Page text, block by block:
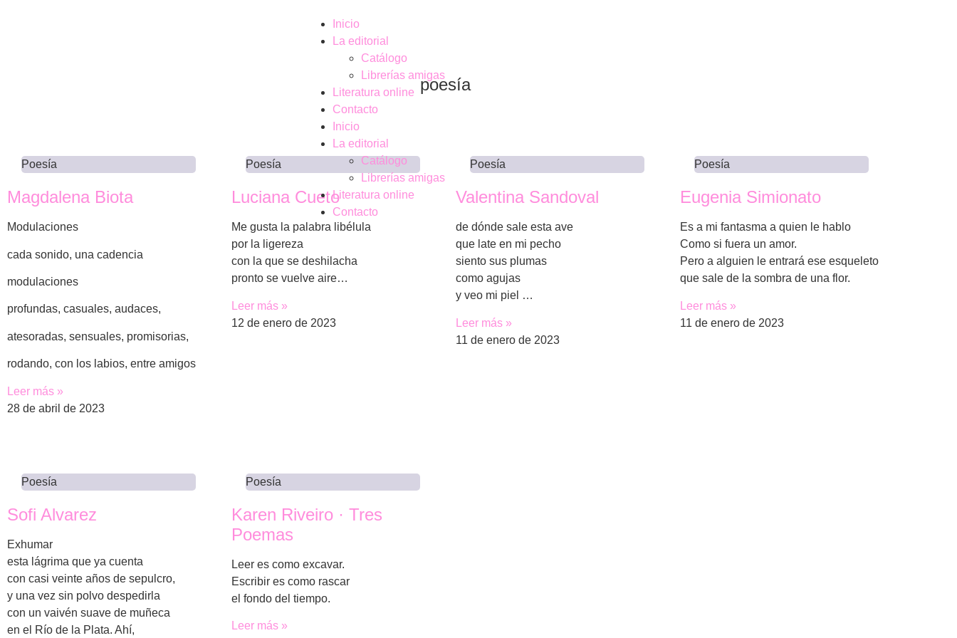
Inicio
La editorial
Catálogo
Librerías amigas
Literatura online
Contacto
Inicio
La editorial
Catálogo
Librerías amigas
Literatura online
Contacto
poesía
Poesía
Magdalena Biota
Modulaciones
cada sonido, una cadencia
modulaciones
profundas, casuales, audaces,
atesoradas, sensuales, promisorias,
rodando, con los labios, entre amigos
Leer más »
28 de abril de 2023
Poesía
Luciana Cueto
Me gusta la palabra libélula
por la ligereza
con la que se deshilacha
pronto se vuelve aire…
Leer más »
12 de enero de 2023
Poesía
Valentina Sandoval
de dónde sale esta ave
que late en mi pecho
siento sus plumas
como agujas
y veo mi piel …
Leer más »
11 de enero de 2023
Poesía
Eugenia Simionato
Es a mi fantasma a quien le hablo
Como si fuera un amor.
Pero a alguien le entrará ese esqueleto
que sale de la sombra de una flor.
Leer más »
11 de enero de 2023
Poesía
Sofi Alvarez
Exhumar
esta lágrima que ya cuenta
con casi veinte años de sepulcro,
y una vez sin polvo despedirla
con un vaivén suave de muñeca
en el Río de la Plata. Ahí,
Poesía
Karen Riveiro · Tres
Poemas
Leer es como excavar.
Escribir es como rascar
el fondo del tiempo.
Leer más »